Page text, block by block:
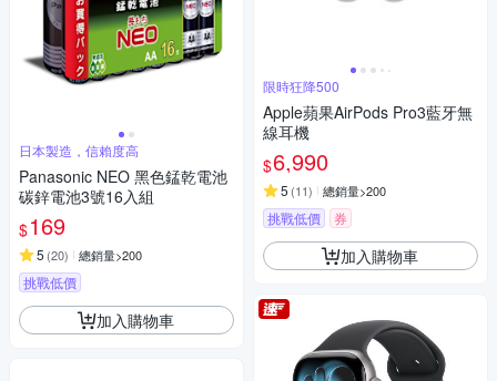
日本製造，信賴度高
Panasonic NEO 黑色錳乾電池
碳鋅電池3號16入組
$169
5 (20) 總銷量>200
挑戰低價
加入購物車
限時狂降500
Apple蘋果AirPods Pro3藍牙無
線耳機
$6,990
5 (11) 總銷量>200
挑戰低價 券
加入購物車